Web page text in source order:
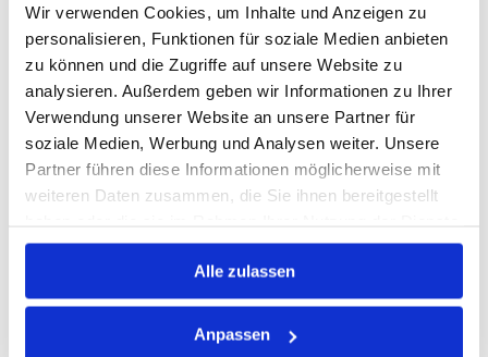
Wir verwenden Cookies, um Inhalte und Anzeigen zu
personalisieren, Funktionen für soziale Medien anbieten
zu können und die Zugriffe auf unsere Website zu
analysieren. Außerdem geben wir Informationen zu Ihrer
Verwendung unserer Website an unsere Partner für
soziale Medien, Werbung und Analysen weiter. Unsere
Partner führen diese Informationen möglicherweise mit
weiteren Daten zusammen, die Sie ihnen bereitgestellt
gesammelt haben.
Alle zulassen
Anpassen
STK
Losgröße 10
Warenkorb
Nicht auf Lager
VARIANTEN